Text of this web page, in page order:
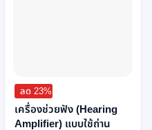
ลด 23%
เครื่องช่วยฟัง (Hearing
Amplifier) แบบใช้ถ่าน